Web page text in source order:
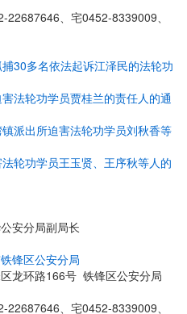
22687646、宅0452-8339009、
30多名依法起诉江泽民的法轮功
法轮功学员贾桂兰的责任人的通
派出所迫害法轮功学员刘秋香等
轮功学员王玉贤、王序秋等人的
安分局副局长
锋区公安分局
龙环路166号 铁锋区公安分局
22687646、宅0452-8339009、